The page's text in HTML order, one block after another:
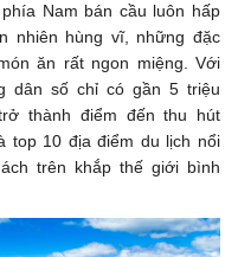
Nam bán cầu luôn hấp
nhiên hùng vĩ, những đặc
ăn rất ngon miệng. Với
dân số chỉ có gần 5 triệu
thành điểm đến thu hút
top 10 địa điểm du lịch nổi
trên khắp thế giới bình